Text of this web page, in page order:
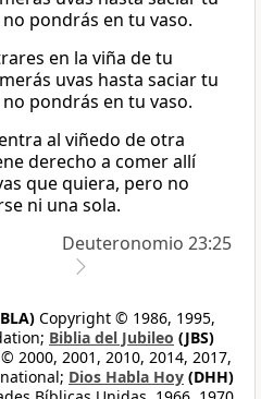
pondrás en tu vaso.
en la viña de tu
uvas hasta saciar tu
pondrás en tu vaso.
al viñedo de otra
derecho a comer allí
que quiera, pero no
ni una sola.
Deuteronomio 23:25
Copyright © 1986, 1995,
Biblia del Jubileo (JBS)
2000, 2001, 2010, 2014, 2017,
Dios Habla Hoy (DHH)